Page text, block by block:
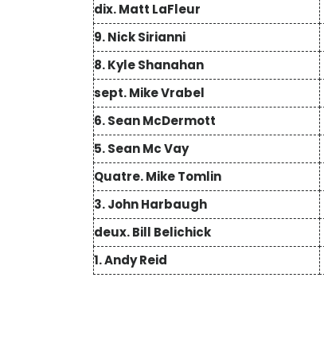
dix. Matt LaFleur
9. Nick Sirianni
8. Kyle Shanahan
sept. Mike Vrabel
6. Sean McDermott
5. Sean Mc Vay
Quatre. Mike Tomlin
3. John Harbaugh
deux. Bill Belichick
1. Andy Reid